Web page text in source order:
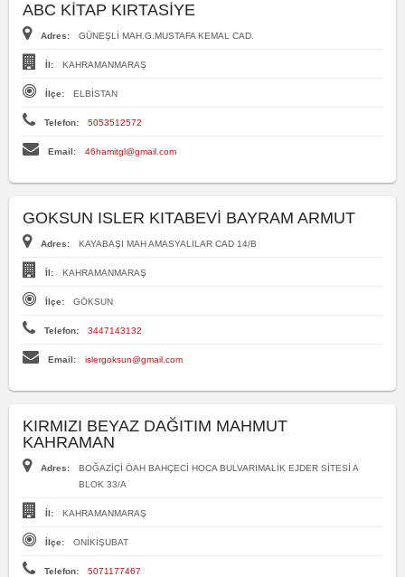
ABC KİTAP KIRTASİYE
Adres: GÜNEŞLİ MAH.G.MUSTAFA KEMAL CAD.
İl: KAHRAMANMARAŞ
İlçe: ELBİSTAN
Telefon: 5053512572
Email: 46hamitgl@gmail.com
GOKSUN ISLER KITABEVİ BAYRAM ARMUT
Adres: KAYABAŞI MAH AMASYALILAR CAD 14/B
İl: KAHRAMANMARAŞ
İlçe: GÖKSUN
Telefon: 3447143132
Email: islergoksun@gmail.com
KIRMIZI BEYAZ DAĞITIM MAHMUT
KAHRAMAN
Adres:
BOĞAZİÇİ ÖAH BAHÇECİ HOCA BULVARIMALİK EJDER SİTESİ A
BLOK 33/A
İl: KAHRAMANMARAŞ
İlçe: ONİKİŞUBAT
Telefon: 5071177467